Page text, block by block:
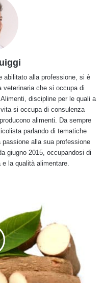
abilitato alla professione, si è
veterinaria che si occupa di
discipline per le quali a
si occupa di consulenza
alimenti. Da sempre
parlando di tematiche
alla sua professione
giugno 2015, occupandosi di
la qualità alimentare.